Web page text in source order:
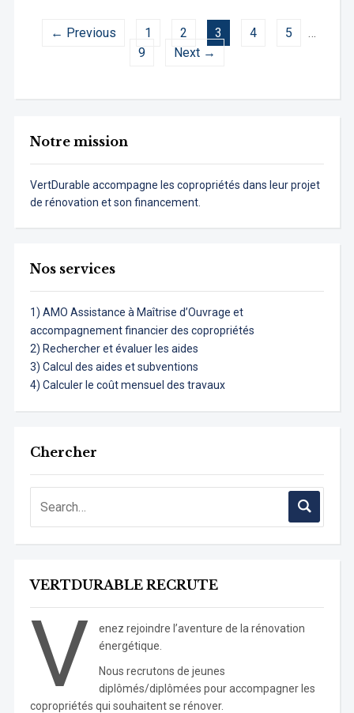
Notre mission
VertDurable accompagne les copropriétés dans leur projet
de rénovation et son financement.
Nos services
1) AMO Assistance à Maîtrise d’Ouvrage et
accompagnement financier des copropriétés
2) Rechercher et évaluer les aides
3) Calcul des aides et subventions
4) Calculer le coût mensuel des travaux
Chercher
VERTDURABLE RECRUTE
V
enez rejoindre l’aventure de la rénovation
énergétique.
Nous recrutons de jeunes
diplômés/diplômées pour accompagner les
copropriétés qui souhaitent se rénover.
← Previous 1 2 3 4 5
…
9
Next →